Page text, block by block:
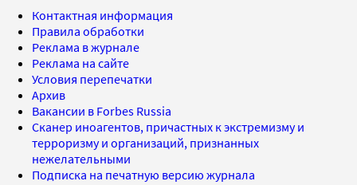
Контактная информация
Правила обработки
Реклама в журнале
Реклама на сайте
Условия перепечатки
Архив
Вакансии в Forbes Russia
Сканер иноагентов, причастных к экстремизму и
терроризму и организаций, признанных
нежелательными
Подписка на печатную версию журнала